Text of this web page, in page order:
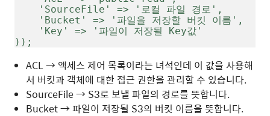
    'SourceFile' => '로컬 파일 경로',
    'Bucket' => '파일을 저장할 버킷 이름',
    'Key' => '파일이 저장될 Key값'
));
ACL → 액세스 제어 목록이라는 녀석인데 이 값을 사용해
서 버킷과 객체에 대한 접근 권한을 관리할 수 있습니다.
SourceFile → S3로 보낼 파일의 경로를 뜻합니다.
Bucket → 파일이 저장될 S3의 버킷 이름을 뜻합니다.